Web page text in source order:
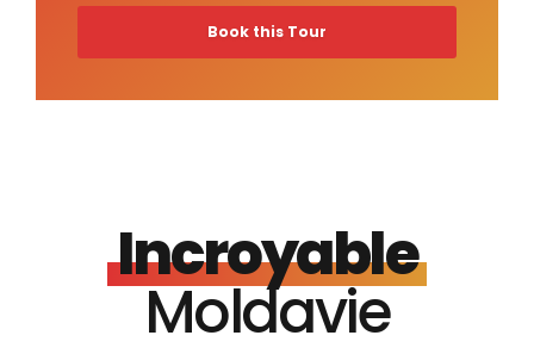
Book this Tour
Incroyable
Moldavie